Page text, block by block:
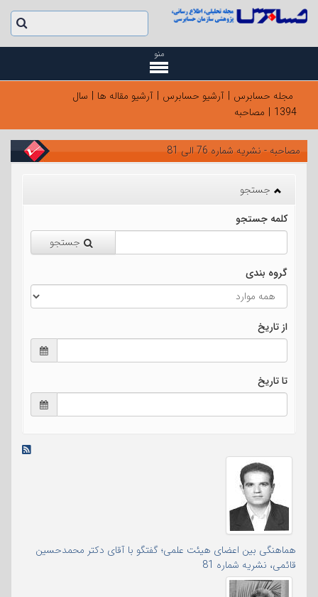
منو
مجله حسابرس | آرشیو حسابرس | آرشیو مقاله ها | سال
1394
| مصاحبه
مصاحبه - نشریه شماره 76 الی 81
جستجو
کلمه جستجو
جستجو
گروه بندی
از تاریخ
تا تاریخ
هماهنگی بین اعضای هیئت علمی؛ گفتگو با آقای دکتر محمدحسین
قائمی، نشریه شماره 81